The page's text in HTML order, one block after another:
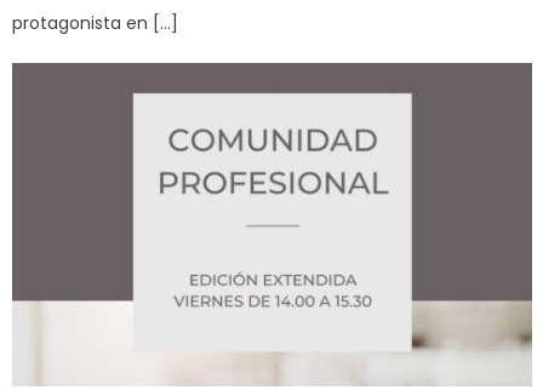
protagonista en […]